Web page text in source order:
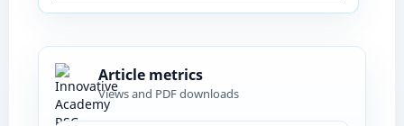
Article metrics
Views and PDF downloads